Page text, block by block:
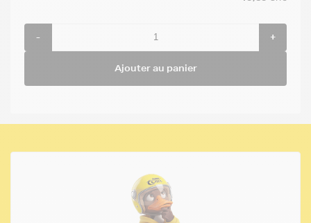
- +
Ajouter au panier